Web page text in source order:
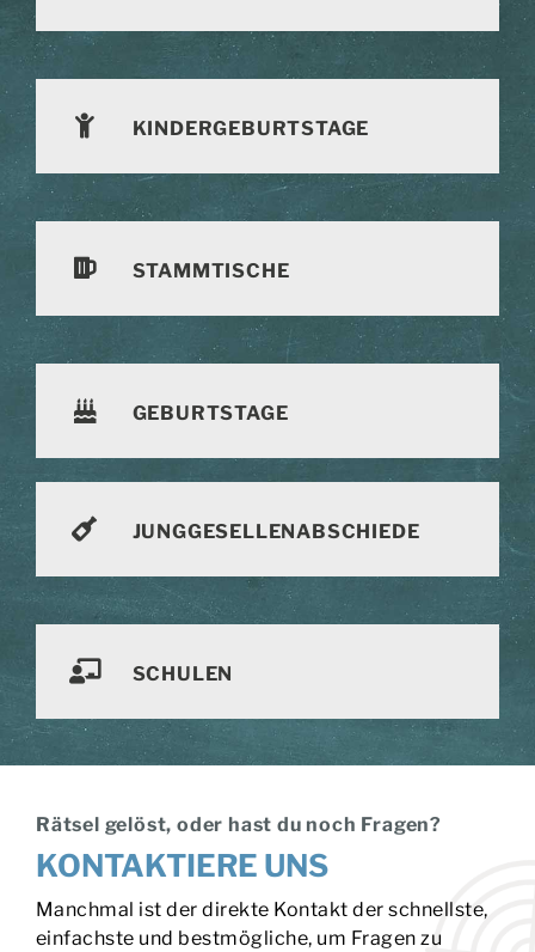
STAMMTISCHE
KINDERGEBURTSTAGE
JUNGGESELLENABSCHIEDE
GEBURTSTAGE
SCHULEN
Rätsel gelöst, oder hast du noch Fragen?
KONTAKTIERE UNS
Manchmal ist der direkte Kontakt der schnellste,
einfachste und bestmögliche, um Fragen zu